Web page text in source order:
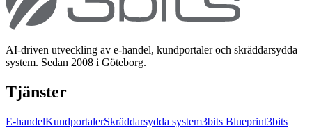
AI-driven utveckling av e-handel, kundportaler och skräddarsydda
system. Sedan 2008 i Göteborg.
Tjänster
E-handelKundportalerSkräddarsydda system3bits Blueprint3bits